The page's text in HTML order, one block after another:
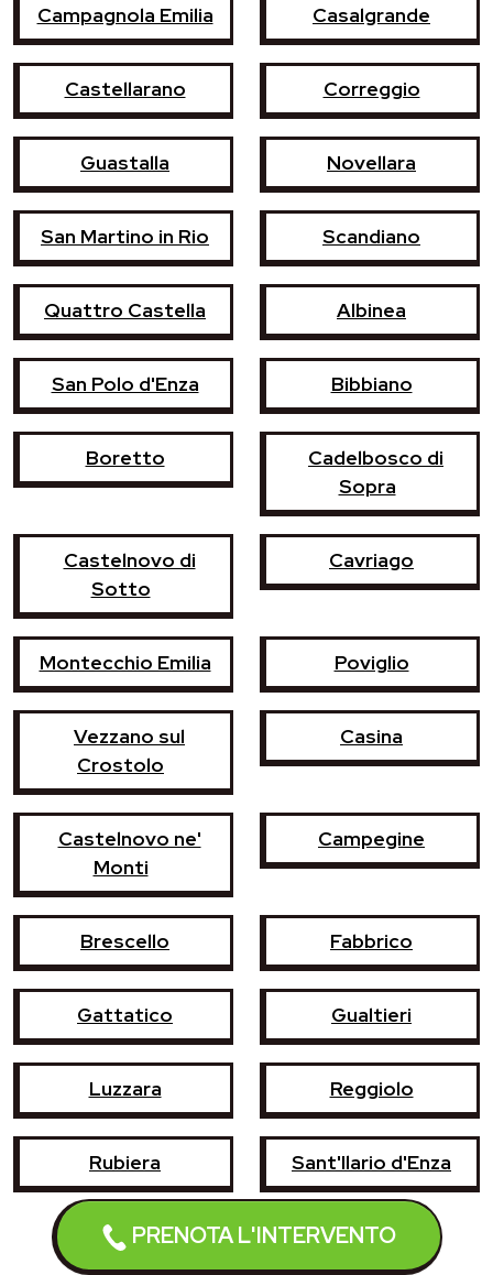
PRENOTA L'INTERVENTO
Campagnola Emilia Casalgrande
Castellarano Correggio
Guastalla Novellara
San Martino in Rio Scandiano
Quattro Castella Albinea
San Polo d'Enza Bibbiano
Boretto
Cadelbosco di
Sopra
Castelnovo di
Sotto
Cavriago
Montecchio Emilia Poviglio
Vezzano sul
Crostolo
Casina
Castelnovo ne'
Monti
Campegine
Brescello Fabbrico
Gattatico Gualtieri
Luzzara Reggiolo
Rubiera Sant'Ilario d'Enza